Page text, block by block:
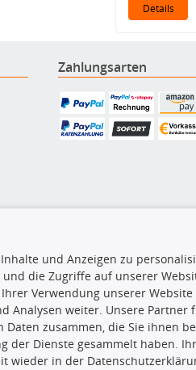
Details
Zahlungsarten
TecDoc Inside
und Anzeigen zu
die Zugriffe auf unserer
Verwendung unserer
Analysen weiter. Unsere
Daten zusammen, die Sie ihnen
der Dienste gesammelt haben.
wieder in der